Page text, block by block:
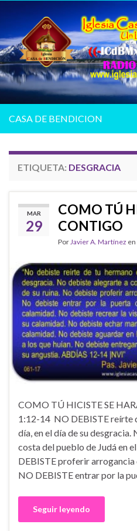
CASA DE BENDICION
ETIQUETA: DESGRACIA
MAR
29
COMO TÚ
CONTIGO
Por Javier A. Martínez en
COMO TÚ HICISTE SE
1:12-14 NO DEBISTE reírte
día, en el día de su
costa del pueblo de Judá en
DEBISTE proferir arrogancia
NO DEBISTE entrar por la
Seguir leyendo